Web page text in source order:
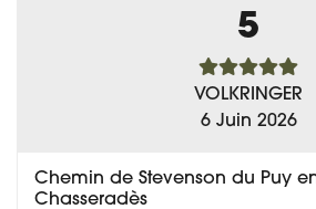
5
VOLKRINGER
6 Juin 2026
Chemin de Stevenson du Puy
Chasseradès